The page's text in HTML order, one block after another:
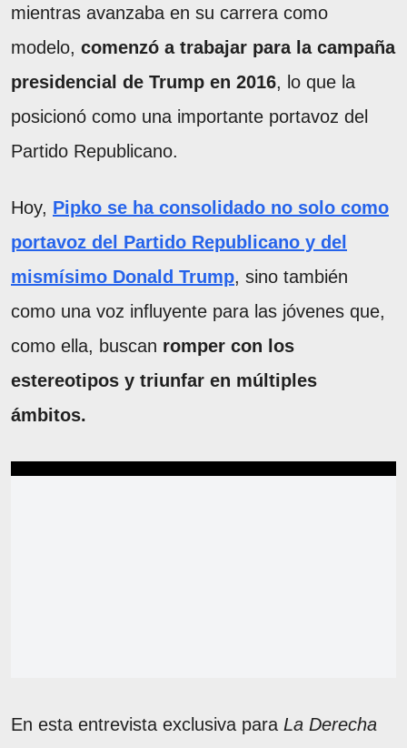
mientras avanzaba en su carrera como
modelo, comenzó a trabajar para la campaña
presidencial de Trump en 2016, lo que la
posicionó como una importante portavoz del
Partido Republicano.
Hoy, Pipko se ha consolidado no solo como
portavoz del Partido Republicano y del
mismísimo Donald Trump, sino también
como una voz influyente para las jóvenes que,
como ella, buscan romper con los
estereotipos y triunfar en múltiples
ámbitos.
En esta entrevista exclusiva para La Derecha